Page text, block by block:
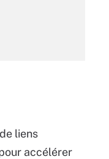
liens
accélérer